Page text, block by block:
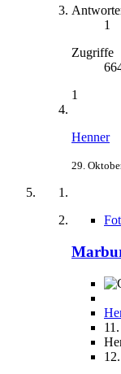
1
Zugriffe
1
Henner
29.